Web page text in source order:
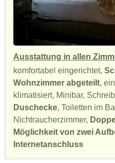
Ausstattung in allen
komfortabel eingerichtet,
Wohnzimmer abgeteilt,
klimatisiert, Minibar,
Duschecke, Toiletten im
Nichtraucherzimmer,
Möglichkeit von zwei
Internetanschluss